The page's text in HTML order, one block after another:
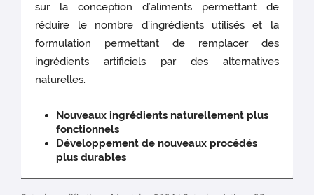
sur la conception d’aliments permettant de
réduire le nombre d’ingrédients utilisés et la
formulation permettant de remplacer des
ingrédients artificiels par des alternatives
naturelles.
Nouveaux ingrédients naturellement plus
fonctionnels
Développement de nouveaux procédés
plus durables